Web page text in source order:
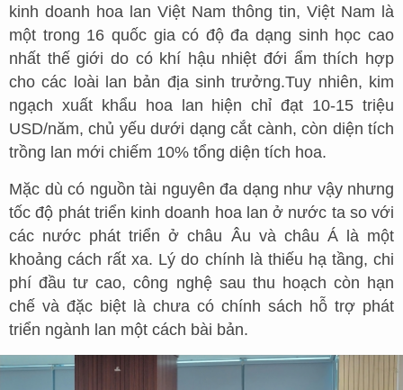
kinh doanh hoa lan Việt Nam thông tin, Việt Nam là
một trong 16 quốc gia có độ đa dạng sinh học cao
nhất thế giới do có khí hậu nhiệt đới ẩm thích hợp
cho các loài lan bản địa sinh trưởng.Tuy nhiên, kim
ngạch xuất khẩu hoa lan hiện chỉ đạt 10-15 triệu
USD/năm, chủ yếu dưới dạng cắt cành, còn diện tích
trồng lan mới chiếm 10% tổng diện tích hoa.
Mặc dù có nguồn tài nguyên đa dạng như vậy nhưng
tốc độ phát triển kinh doanh hoa lan ở nước ta so với
các nước phát triển ở châu Âu và châu Á là một
khoảng cách rất xa. Lý do chính là thiếu hạ tầng, chi
phí đầu tư cao, công nghệ sau thu hoạch còn hạn
chế và đặc biệt là chưa có chính sách hỗ trợ phát
triển ngành lan một cách bài bản.